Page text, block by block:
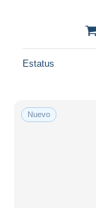
Estatus
Nuevo